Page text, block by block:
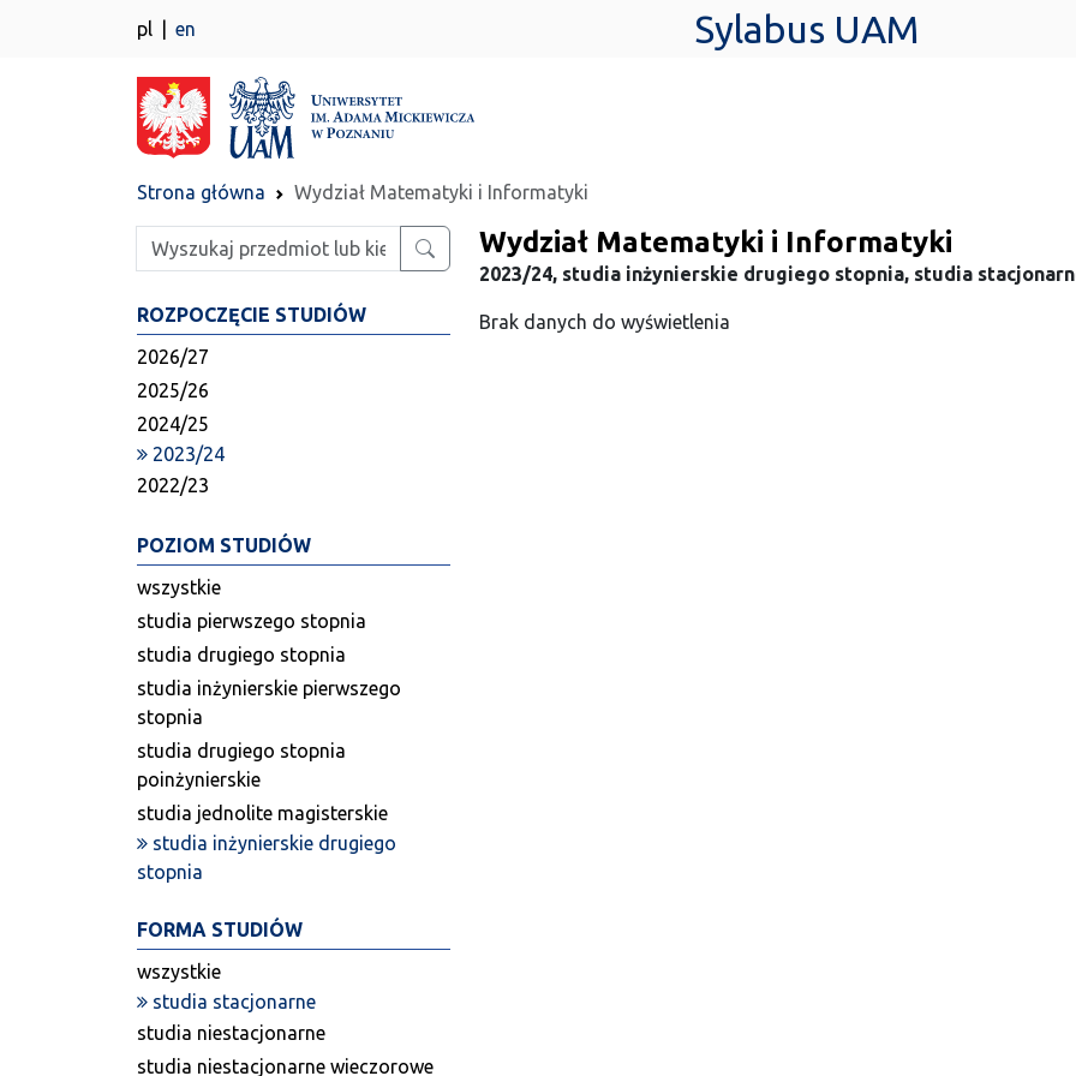
pl en Sylabus UAM
Strona główna Wydział Matematyki i Informatyki
Wpisz szukaną frazę
ROZPOCZĘCIE STUDIÓW
2026/27
2025/26
2024/25
2023/24
2022/23
POZIOM STUDIÓW
wszystkie
studia pierwszego stopnia
studia drugiego stopnia
studia inżynierskie pierwszego
stopnia
studia drugiego stopnia
poinżynierskie
studia jednolite magisterskie
studia inżynierskie drugiego
stopnia
FORMA STUDIÓW
wszystkie
studia stacjonarne
studia niestacjonarne
studia niestacjonarne wieczorowe
Wydział Matematyki i Informatyki
2023/24, studia inżynierskie drugiego stopnia, studia
Brak danych do wyświetlenia